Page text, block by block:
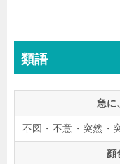
類語
急に
不図・不意・突然・
顔